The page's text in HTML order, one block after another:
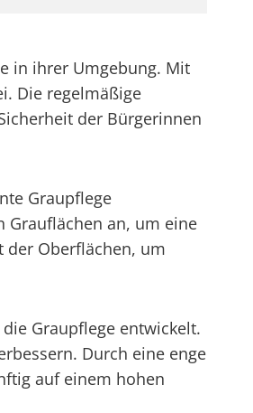
in ihrer Umgebung. Mit
Die regelmäßige
der Bürgerinnen
Graupflege
Grauflächen an, um eine
der Oberflächen, um
Graupflege entwickelt.
Durch eine enge
auf einem hohen